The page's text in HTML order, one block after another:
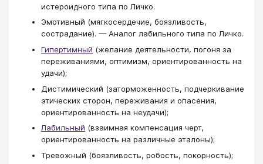
истероидного типа по Личко.
Эмотивный (мягкосердечие, боязливость,
сострадание). — Аналог лабильного типа по Личко.
Гипертимный (желание деятельности, погоня за
переживаниями, оптимизм, ориентированность на
удачи);
Дистимический (заторможенность, подчеркивание
этических сторон, переживания и опасения,
ориентированность на неудачи);
Лабильный (взаимная компенсация черт,
ориентированность на различные эталоны);
Тревожный (боязливость, робость, покорность);